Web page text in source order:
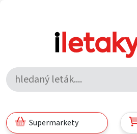
Supermarkety